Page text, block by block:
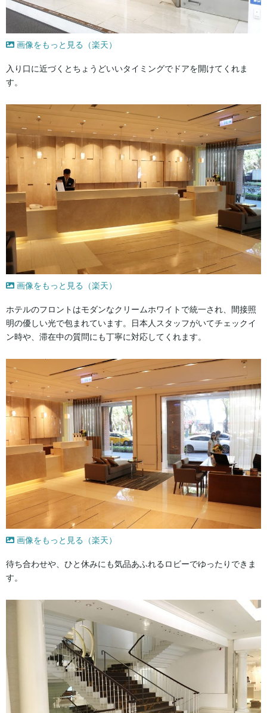
画像をもっと見る（楽天）
入り口に近づくとちょうどいいタイミングでドアを開けてくれま
す。
画像をもっと見る（楽天）
ホテルのフロントはモダンなクリームホワイトで統一され、間接照
明の優しい光で包まれています。日本人スタッフがいてチェックイ
ン時や、滞在中の質問にも丁寧に対応してくれます。
画像をもっと見る（楽天）
待ち合わせや、ひと休みにも気品あふれるロビーでゆったりできま
す。